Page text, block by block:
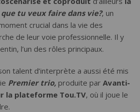
que tu veux faire dans vie?, un
crucial dans la vie des
de leur voie professionnelle. Il y
l’un des rôles principaux.
talent d’interprète a aussi été mis
Premier trio, produite par Avanti-
la plateforme Tou.TV, où il joue le